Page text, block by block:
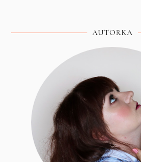
AUTORKA